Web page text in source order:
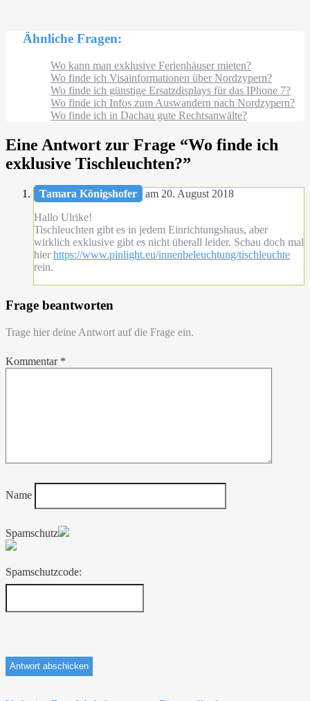
Ähnliche Fragen:
Wo kann man exklusive Ferienhäuser mieten?
Wo finde ich Visainformationen über Nordzypern?
Wo finde ich günstige Ersatzdisplays für das IPhone 7?
Wo finde ich Infos zum Auswandern nach Nordzypern?
Wo finde ich in Dachau gute Rechtsanwälte?
Eine Antwort zur Frage “Wo finde ich
exklusive Tischleuchten?”
Tamara Königshofer
am 20. August 2018
Hallo Ulrike!
Tischleuchten gibt es in jedem Einrichtungshaus, aber
wirklich exklusive gibt es nicht überall leider. Schau doch mal
hier https://www.pinlight.eu/innenbeleuchtung/tischleuchte
rein.
Frage beantworten
Trage hier deine Antwort auf die Frage ein.
Kommentar *
Name
Spamschutz
Spamschutzcode: